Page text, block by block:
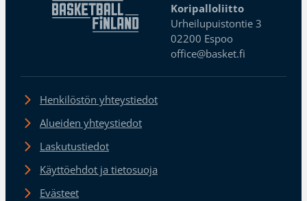
Koripalloliitto
Urheilupuistontie 3
02200 Espoo
office@basket.fi
Henkilöstön yhteystiedot
Alueiden yhteystiedot
Laskutustiedot
Käyttöehdot ja tietosuoja
Evästeet